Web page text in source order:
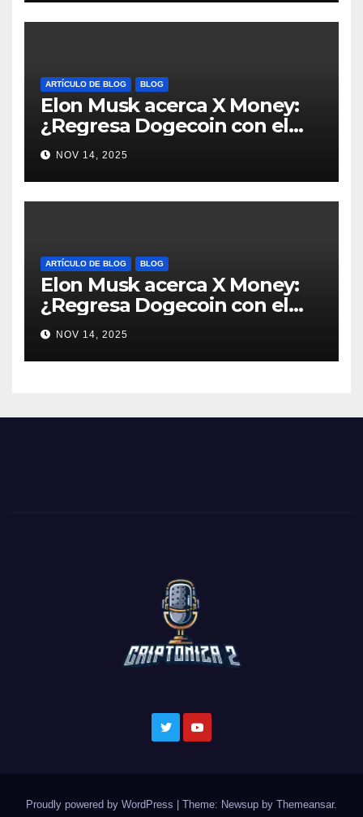
ARTÍCULO DE BLOG BLOG
Elon Musk acerca X Money:
¿Regresa Dogecoin con el
nuevo pago nativo? #Cripto
#Dogecoin
NOV 14, 2025
ARTÍCULO DE BLOG BLOG
Elon Musk acerca X Money:
¿Regresa Dogecoin con el
nuevo pago nativo? #Cripto
#Dogecoin
NOV 14, 2025
Proudly powered by WordPress | Theme: Newsup by Themeansar.